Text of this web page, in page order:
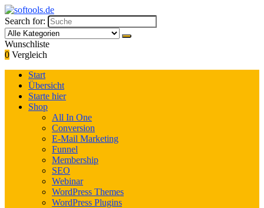
Search for:
Wunschliste
0 Vergleich
Start
Übersicht
Starte hier
Shop
All In One
Conversion
E-Mail Marketing
Funnel
Membership
SEO
Webinar
WordPress Themes
WordPress Plugins